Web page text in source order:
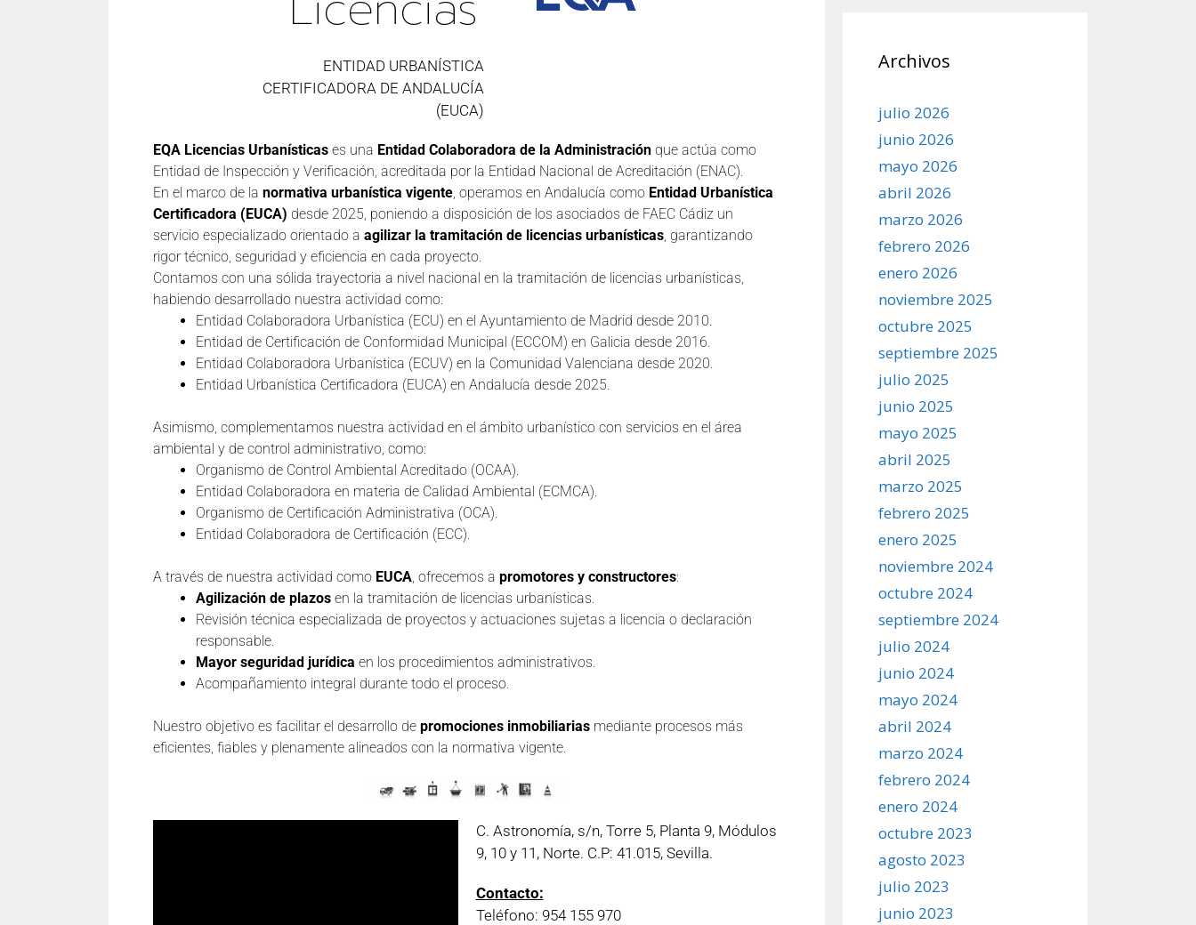
ENTIDAD URBANÍSTICA
CERTIFICADORA DE ANDALUCÍA
(EUCA)
EQA Licencias Urbanísticas es una Entidad Colaboradora de la Administración que actúa como
Entidad de Inspección y Verificación, acreditada por la Entidad Nacional de Acreditación (ENAC).
En el marco de la normativa urbanística vigente, operamos en Andalucía como Entidad Urbanística
Certificadora (EUCA) desde 2025, poniendo a disposición de los asociados de FAEC Cádiz un
servicio especializado orientado a agilizar la tramitación de licencias urbanísticas, garantizando
rigor técnico, seguridad y eficiencia en cada proyecto.
Contamos con una sólida trayectoria a nivel nacional en la tramitación de licencias urbanísticas,
habiendo desarrollado nuestra actividad como:
Entidad Colaboradora Urbanística (ECU) en el Ayuntamiento de Madrid desde 2010.
Entidad de Certificación de Conformidad Municipal (ECCOM) en Galicia desde 2016.
Entidad Colaboradora Urbanística (ECUV) en la Comunidad Valenciana desde 2020.
Entidad Urbanística Certificadora (EUCA) en Andalucía desde 2025.
Asimismo, complementamos nuestra actividad en el ámbito urbanístico con servicios en el área
ambiental y de control administrativo, como:
Organismo de Control Ambiental Acreditado (OCAA).
Entidad Colaboradora en materia de Calidad Ambiental (ECMCA).
Organismo de Certificación Administrativa (OCA).
Entidad Colaboradora de Certificación (ECC).
A través de nuestra actividad como EUCA, ofrecemos a promotores y constructores:
Agilización de plazos en la tramitación de licencias urbanísticas.
Revisión técnica especializada de proyectos y actuaciones sujetas a licencia o declaración
responsable.
Mayor seguridad jurídica en los procedimientos administrativos.
Acompañamiento integral durante todo el proceso.
Nuestro objetivo es facilitar el desarrollo de promociones inmobiliarias mediante procesos más
eficientes, fiables y plenamente alineados con la normativa vigente.
C. Astronomía, s/n, Torre 5, Planta 9, Módulos
9, 10 y 11, Norte. C.P: 41.015, Sevilla.
Contacto:
Teléfono: 954 155 970
Archivos
julio 2026
junio 2026
mayo 2026
abril 2026
marzo 2026
febrero 2026
enero 2026
noviembre 2025
octubre 2025
septiembre 2025
julio 2025
junio 2025
mayo 2025
abril 2025
marzo 2025
febrero 2025
enero 2025
noviembre 2024
octubre 2024
septiembre 2024
julio 2024
junio 2024
mayo 2024
abril 2024
marzo 2024
febrero 2024
enero 2024
octubre 2023
agosto 2023
julio 2023
junio 2023